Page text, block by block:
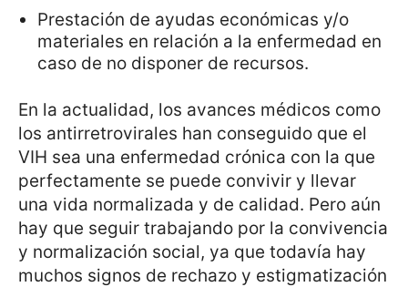
Prestación de ayudas económicas y/o
materiales en relación a la enfermedad en
caso de no disponer de recursos.
En la actualidad, los avances médicos como
los antirretrovirales han conseguido que el
VIH sea una enfermedad crónica con la que
perfectamente se puede convivir y llevar
una vida normalizada y de calidad. Pero aún
hay que seguir trabajando por la convivencia
y normalización social, ya que todavía hay
muchos signos de rechazo y estigmatización